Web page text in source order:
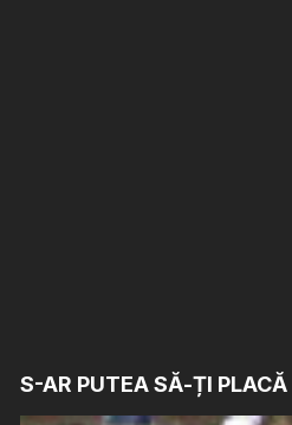
S-AR PUTEA SĂ-ȚI PLACĂ